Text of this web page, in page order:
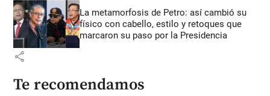
La metamorfosis de Petro: así cambió su
físico con cabello, estilo y retoques que
marcaron su paso por la Presidencia
share
Te recomendamos